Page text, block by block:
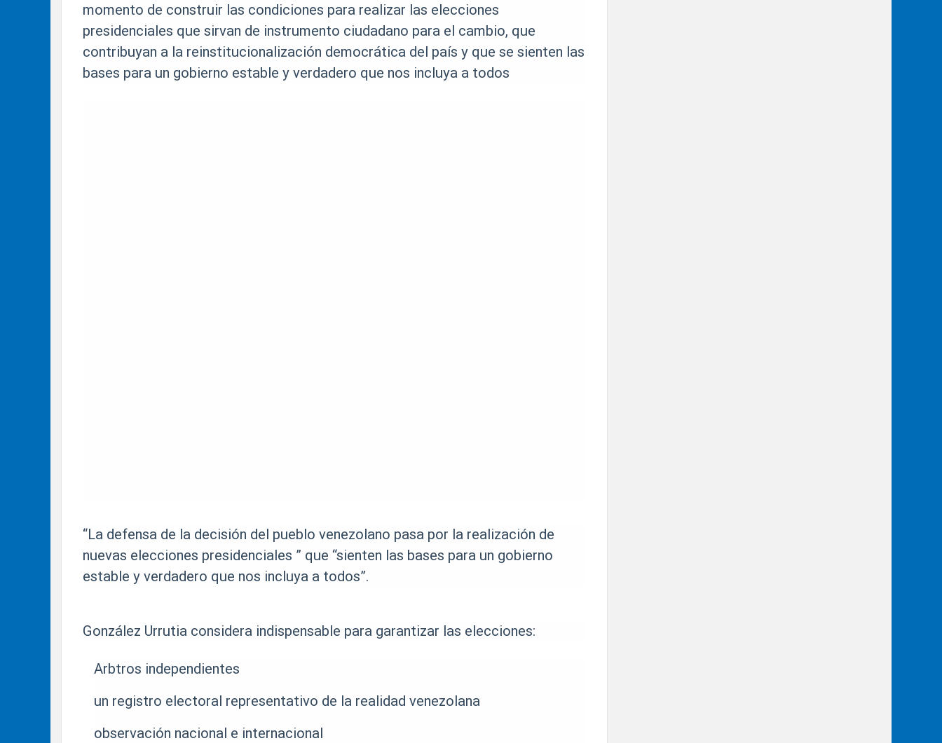
momento de construir las condiciones para realizar las elecciones
presidenciales que sirvan de instrumento ciudadano para el cambio, que
contribuyan a la reinstitucionalización democrática del país y que se sienten las
bases para un gobierno estable y verdadero que nos incluya a todos
“La defensa de la decisión del pueblo venezolano pasa por la realización de
nuevas elecciones presidenciales ” que “sienten las bases para un gobierno
estable y verdadero que nos incluya a todos”.
González Urrutia considera indispensable para garantizar las elecciones:
Arbtros independientes
un registro electoral representativo de la realidad venezolana
observación nacional e internacional